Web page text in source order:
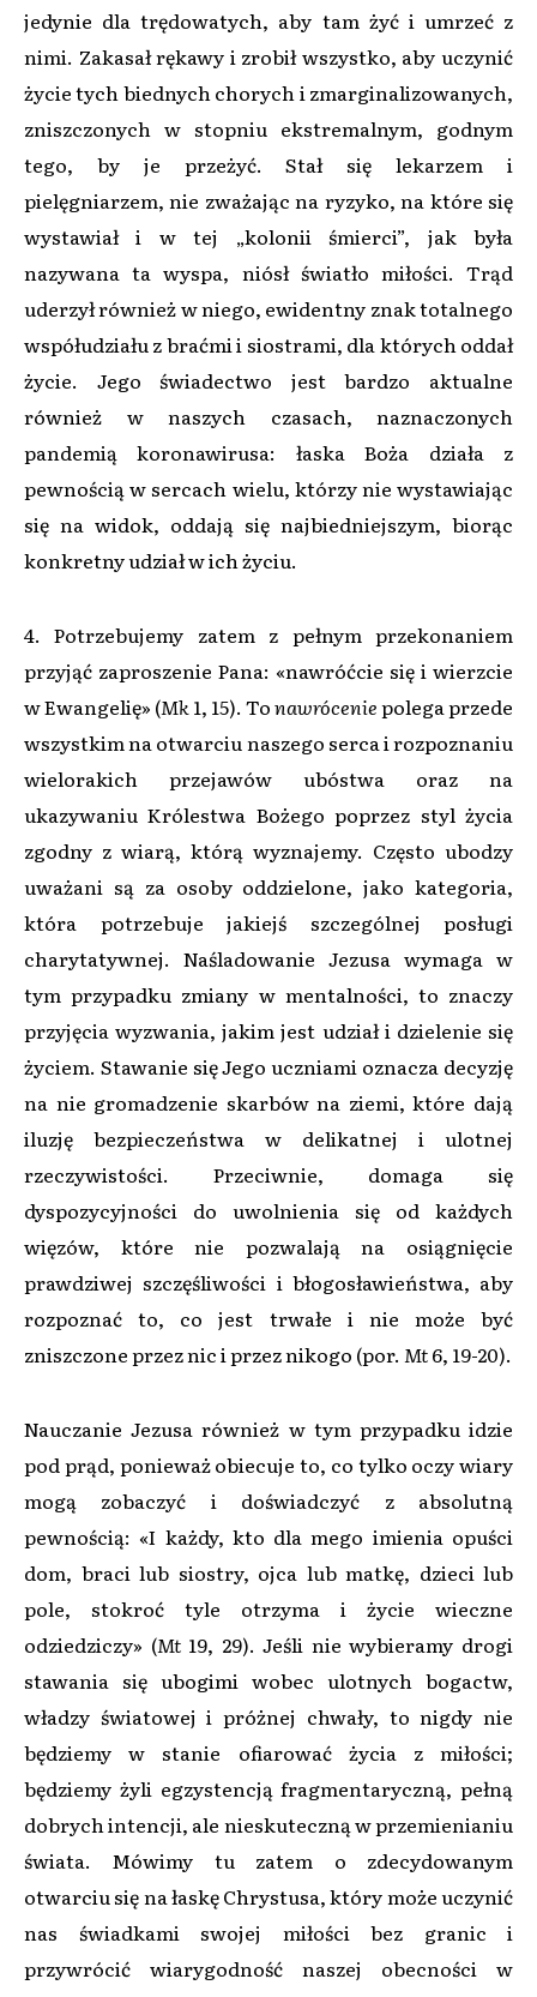
jedynie dla trędowatych, aby tam żyć i umrzeć z
nimi. Zakasał rękawy i zrobił wszystko, aby uczynić
życie tych biednych chorych i zmarginalizowanych,
zniszczonych w stopniu ekstremalnym, godnym
tego, by je przeżyć. Stał się lekarzem i
pielęgniarzem, nie zważając na ryzyko, na które się
wystawiał i w tej „kolonii śmierci”, jak była
nazywana ta wyspa, niósł światło miłości. Trąd
uderzył również w niego, ewidentny znak totalnego
współudziału z braćmi i siostrami, dla których oddał
życie. Jego świadectwo jest bardzo aktualne
również w naszych czasach, naznaczonych
pandemią koronawirusa: łaska Boża działa z
pewnością w sercach wielu, którzy nie wystawiając
się na widok, oddają się najbiedniejszym, biorąc
konkretny udział w ich życiu.
4. Potrzebujemy zatem z pełnym przekonaniem
przyjąć zaproszenie Pana: «nawróćcie się i wierzcie
w Ewangelię» (Mk 1, 15). Tonawróceniepolega przede
wszystkim na otwarciu naszego serca i rozpoznaniu
wielorakich przejawów ubóstwa oraz na
ukazywaniu Królestwa Bożego poprzez styl życia
zgodny z wiarą, którą wyznajemy. Często ubodzy
uważani są za osoby oddzielone, jako kategoria,
która potrzebuje jakiejś szczególnej posługi
charytatywnej. Naśladowanie Jezusa wymaga w
tym przypadku zmiany w mentalności, to znaczy
przyjęcia wyzwania, jakim jest udział i dzielenie się
życiem. Stawanie się Jego uczniami oznacza decyzję
na nie gromadzenie skarbów na ziemi, które dają
iluzję bezpieczeństwa w delikatnej i ulotnej
rzeczywistości. Przeciwnie, domaga się
dyspozycyjności do uwolnienia się od każdych
więzów, które nie pozwalają na osiągnięcie
prawdziwej szczęśliwości i błogosławieństwa, aby
rozpoznać to, co jest trwałe i nie może być
zniszczone przez nic i przez nikogo (por. Mt6, 19-20).
Nauczanie Jezusa również w tym przypadku idzie
pod prąd, ponieważ obiecuje to, co tylko oczy wiary
mogą zobaczyć i doświadczyć z absolutną
pewnością: «I każdy, kto dla mego imienia opuści
dom, braci lub siostry, ojca lub matkę, dzieci lub
pole, stokroć tyle otrzyma i życie wieczne
odziedziczy» (Mt19, 29). Jeśli nie wybieramy drogi
stawania się ubogimi wobec ulotnych bogactw,
władzy światowej i próżnej chwały, to nigdy nie
będziemy w stanie ofiarować życia z miłości;
będziemy żyli egzystencją fragmentaryczną, pełną
dobrych intencji, ale nieskuteczną w przemienianiu
świata. Mówimy tu zatem o zdecydowanym
otwarciu się na łaskę Chrystusa, który może uczynić
nas świadkami swojej miłości bez granic i
przywrócić wiarygodność naszej obecności w